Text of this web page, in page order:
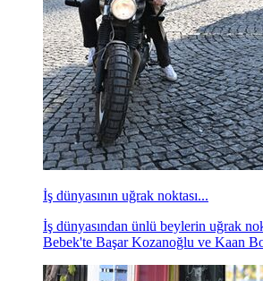
İş dünyasının uğrak noktası...
İş dünyasından ünlü beylerin uğrak
Bebek'te Başar Kozanoğlu ve Kaan